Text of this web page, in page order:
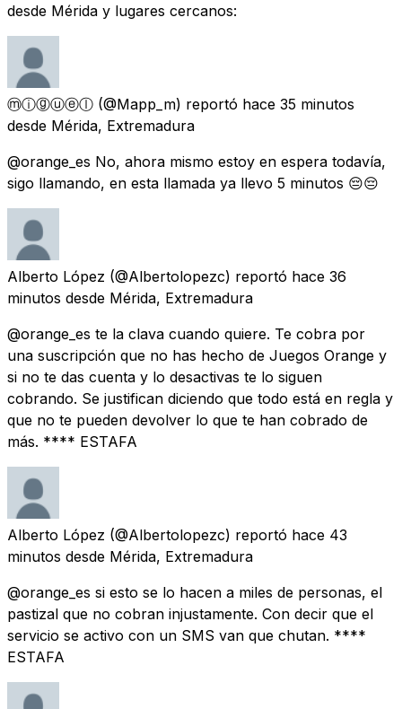
desde Mérida y lugares cercanos:
ⓜⓘⓖⓤⓔⓛ (@Mapp_m) reportó hace 35 minutos
desde Mérida, Extremadura
@orange_es No, ahora mismo estoy en espera todavía,
sigo llamando, en esta llamada ya llevo 5 minutos 😔😔
Alberto López (@Albertolopezc) reportó hace 36
minutos desde Mérida, Extremadura
@orange_es te la clava cuando quiere. Te cobra por
una suscripción que no has hecho de Juegos Orange y
si no te das cuenta y lo desactivas te lo siguen
cobrando. Se justifican diciendo que todo está en regla y
que no te pueden devolver lo que te han cobrado de
más. **** ESTAFA
Alberto López (@Albertolopezc) reportó hace 43
minutos desde Mérida, Extremadura
@orange_es si esto se lo hacen a miles de personas, el
pastizal que no cobran injustamente. Con decir que el
servicio se activo con un SMS van que chutan. ****
ESTAFA